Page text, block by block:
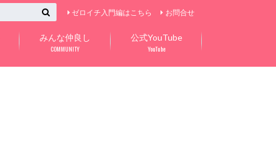
ゼロイチ入門編はこちら お問合せ
みんな仲良し
COMMUNITY
公式YouTube
YouTube